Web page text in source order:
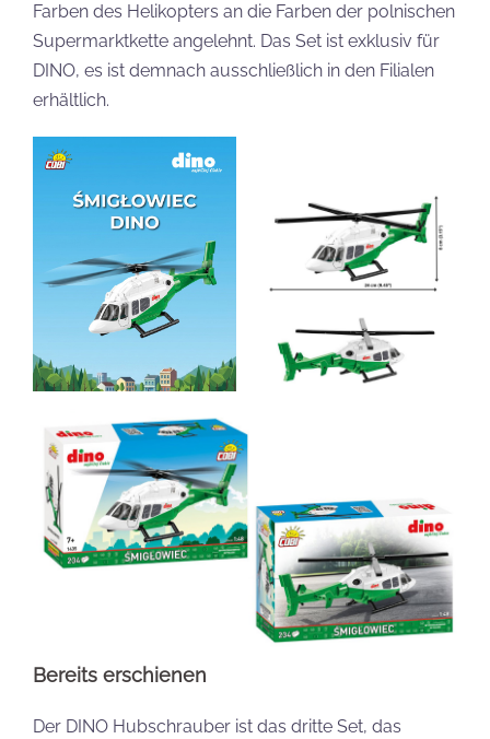
Farben des Helikopters an die Farben der polnischen
Supermarktkette angelehnt. Das Set ist exklusiv für
DINO, es ist demnach ausschließlich in den Filialen
erhältlich.
Bereits erschienen
Der DINO Hubschrauber ist das dritte Set, das